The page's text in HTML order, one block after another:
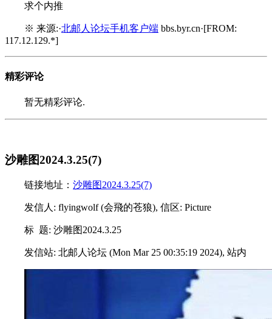
求个内推
※ 来源:·北邮人论坛手机客户端 bbs.byr.cn·[FROM:
117.12.129.*]
精彩评论
暂无精彩评论.
沙雕图2024.3.25(7)
链接地址： 沙雕图2024.3.25(7)
发信人: flyingwolf (会飛的苍狼), 信区: Picture
标 题: 沙雕图2024.3.25
发信站: 北邮人论坛 (Mon Mar 25 00:35:19 2024), 站内